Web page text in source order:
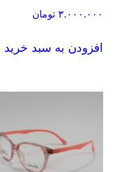
۳.۰۰۰.۰۰۰ تومان
افزودن به سبد خرید